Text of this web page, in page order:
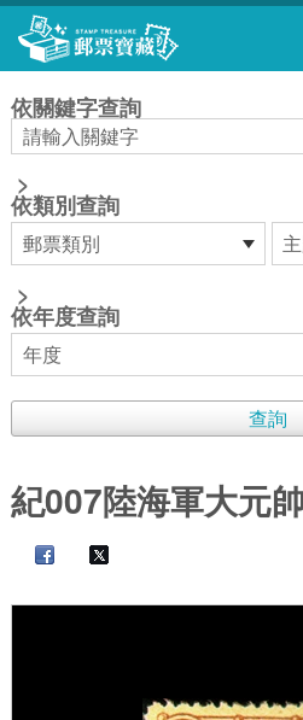
跳到主要內容區塊
依關鍵字查詢
>
依類別查詢
>
依年度查詢
紀007陸海軍大元